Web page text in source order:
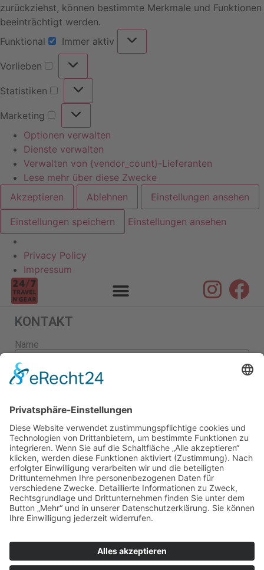
zurückziehst, können bestimmte Merkmale und Funktionen
beeinträchtigt werden.
Funktional
Immer aktiv
Vorlieben
Statistiken
Marketing
Optionen verwalten
Dienste verwalten
Verwalten von {vendor_count}-Lieferanten
Lese mehr über diese Zwecke
Akzeptieren
Ablehnen Einstellungen ansehen
Einstellungen speichern Einstellungen ansehen
Privacy Policy
Impressum
Skip to
content
KONTAKT
Name
E-Mail
Nachricht
SENDEN